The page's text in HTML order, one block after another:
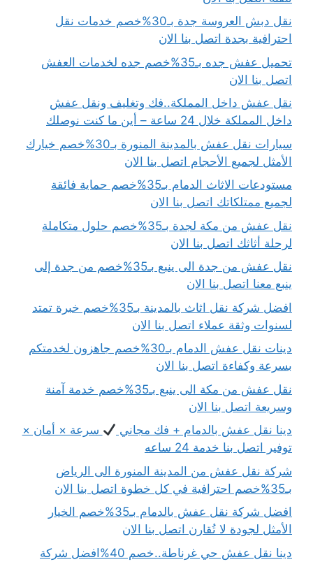
نقل دبش العروسة جدة بـ30%خصم خدمات نقل
احترافية بجدة اتصل بنا الان
تحميل عفش جده بـ35%خصم جده لخدمات العفش
اتصل بنا الان
نقل عفش داخل المملكة..فك وتغليف ونقل عفش
داخل المملكة خلال 24 ساعة – أين ما كنت نوصلك
سيارات نقل عفش بالمدينة المنورة بـ30%خصم خيارك
الأمثل لجميع الأحجام اتصل بنا الان
مستودعات الاثاث الدمام بـ35%خصم حماية فائقة
لجميع ممتلكاتك اتصل بنا الان
نقل عفش من مكة لجدة بـ35%خصم حلول متكاملة
لرحلة أثاثك اتصل بنا الان
نقل عفش من جدة الى ينبع بـ35%خصم من جدة إلى
ينبع معنا اتصل بنا الان
افضل شركة نقل اثاث بالمدينة بـ35%خصم خبرة تمتد
لسنوات وثقة عملاء اتصل بنا الان
دينات نقل عفش الدمام بـ30%خصم جاهزون لخدمتكم
بسرعة وكفاءة اتصل بنا الان
نقل عفش من مكة الى ينبع بـ35%خصم خدمة آمنة
وسريعة اتصل بنا الان
دينا نقل عفش بالدمام + فك مجاني
سرعة × أمان ×
توفير اتصل بنا خدمة 24 ساعه
شركة نقل عفش من المدينة المنورة الى الرياض
بـ35%خصم احترافية في كل خطوة اتصل بنا الان
افضل شركة نقل عفش بالدمام بـ35%خصم الخيار
الأمثل لجودة لا تُقارن اتصل بنا الان
دينا نقل عفش حي غرناطة..خصم 40%افضل شركة